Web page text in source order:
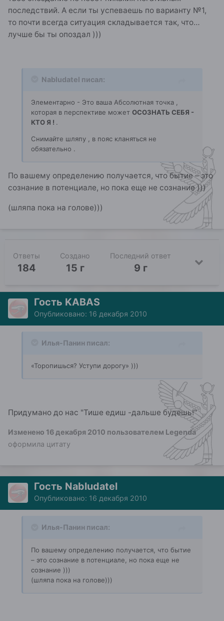
последствий. А если ты успеваешь по варианту №1,
то почти всегда ситуация складывается так, что…
лучше бы ты опоздал )))
Nabludatel писал:
Элементарно - Это ваша Абсолютная точка ,
которая в перспективе может ОСОЗНАТЬ СЕБЯ -
КТО Я ! .
Снимайте шляпу , в пояс кланяться не
обязательно .
По вашему определению получается, что бытие – это
сознание в потенциале, но пока еще не сознание )))
(шляпа пока на голове)))
Ответы
184
Создано
15 г
Последний ответ
9 г
Гость KABAS
Опубликовано: 16 декабря 2010
Илья-Панин писал:
«Торопишься? Уступи дорогу» )))
Придумано до нас "Тише едиш -дальше будешь!"
Изменено 16 декабря 2010 пользователем Legenda
оформила цитату
Гость Nabludatel
Опубликовано: 16 декабря 2010
Илья-Панин писал:
По вашему определению получается, что бытие
– это сознание в потенциале, но пока еще не
сознание )))
(шляпа пока на голове)))